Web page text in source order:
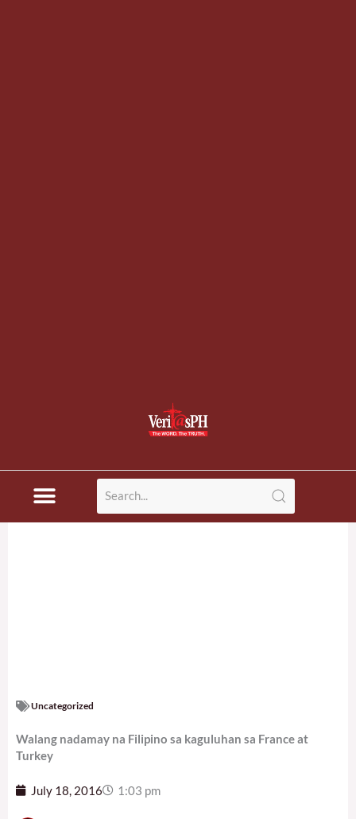
Uncategorized
Walang nadamay na Filipino sa kaguluhan sa France at
Turkey
July 18, 2016 1:03 pm